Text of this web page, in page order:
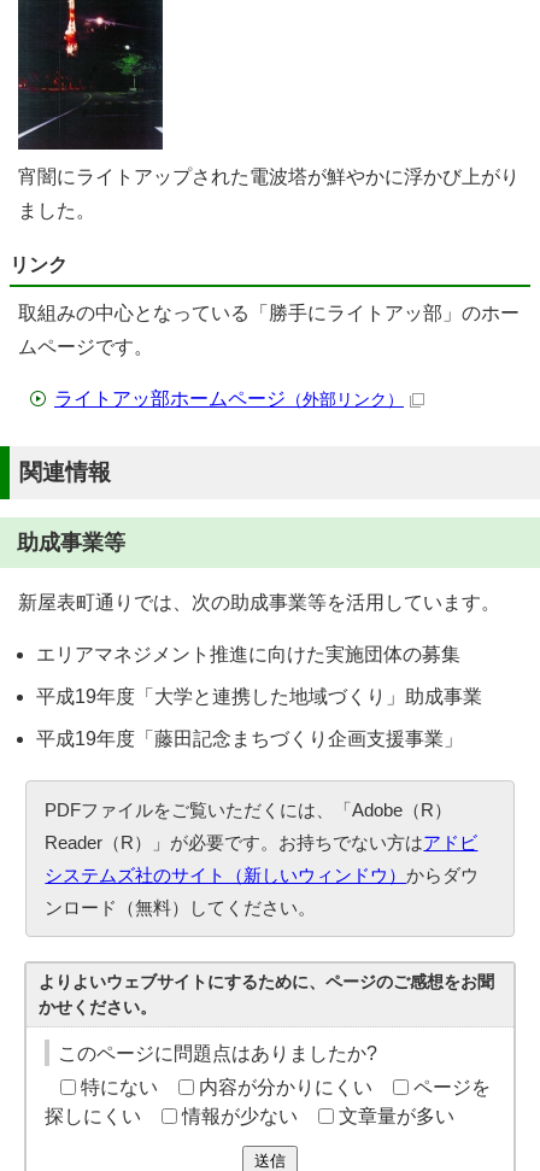
宵闇にライトアップされた電波塔が鮮やかに浮かび上がり
ました。
リンク
取組みの中心となっている「勝手にライトアッ部」のホー
ムページです。
ライトアッ部ホームページ （外部リンク）
関連情報
助成事業等
新屋表町通りでは、次の助成事業等を活用しています。
エリアマネジメント推進に向けた実施団体の募集
平成19年度「大学と連携した地域づくり」助成事業
平成19年度「藤田記念まちづくり企画支援事業」
PDFファイルをご覧いただくには、「Adobe（R）
Reader（R）」が必要です。お持ちでない方はアドビ
システムズ社のサイト（新しいウィンドウ）からダウ
ンロード（無料）してください。
よりよいウェブサイトにするために、ページのご感想をお聞
かせください。
このページに問題点はありましたか?
特にない
内容が分かりにくい
ページを
探しにくい
情報が少ない 文章量が多い
送信